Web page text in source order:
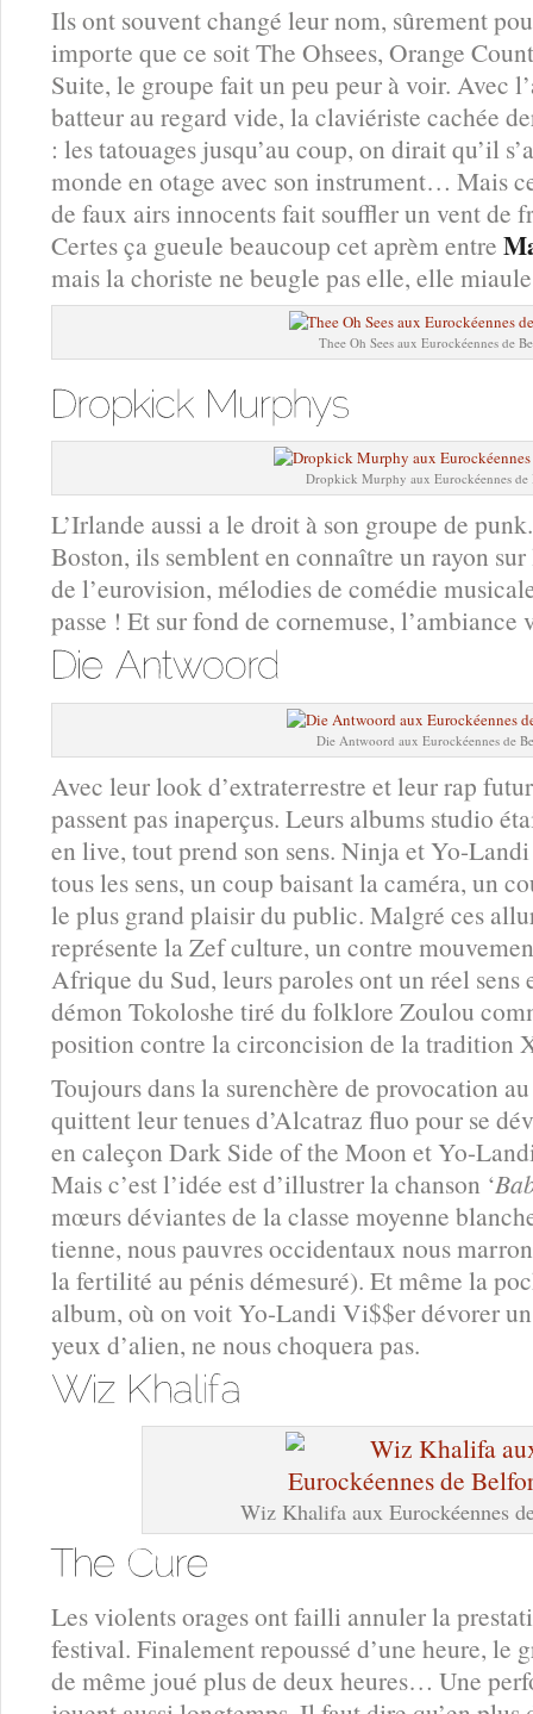
Ils ont souvent changé leur nom, sûrement
importe que ce soit The Ohsees, Orange
Suite, le groupe fait un peu peur à voir. Avec
batteur au regard vide, la claviériste cachée
: les tatouages jusqu’au coup, on dirait qu’il
monde en otage avec son instrument… Mais
de faux airs innocents fait souffler un vent de
Certes ça gueule beaucoup cet aprèm entre
mais la choriste ne beugle pas elle, elle
Thee Oh Sees aux Eurockéennes de
Dropkick Murphy aux Eurockéennes
L’Irlande aussi a le droit à son groupe de
Boston, ils semblent en connaître un rayon
de l’eurovision, mélodies de comédie
passe ! Et sur fond de cornemuse, l’ambiance
Die Antwoord aux Eurockéennes de
Avec leur look d’extraterrestre et leur rap
passent pas inaperçus. Leurs albums studio
en live, tout prend son sens. Ninja et Yo-
tous les sens, un coup baisant la caméra, un
le plus grand plaisir du public. Malgré ces
représente la Zef culture, un contre
Afrique du Sud, leurs paroles ont un réel
démon Tokoloshe tiré du folklore Zoulou
position contre la circoncision de la tradition
Toujours dans la surenchère de provocation
quittent leur tenues d’Alcatraz fluo pour se
en caleçon Dark Side of the Moon et Yo-
Mais c’est l’idée est d’illustrer la chanson ‘
mœurs déviantes de la classe moyenne
tienne, nous pauvres occidentaux nous
la fertilité au pénis démesuré). Et même la
album, où on voit Yo-Landi Vi$$er dévorer
yeux d’alien, ne nous choquera pas.
Wiz Khalifa aux Eurockéennes
Les violents orages ont failli annuler la
festival. Finalement repoussé d’une heure, le
de même joué plus de deux heures… Une